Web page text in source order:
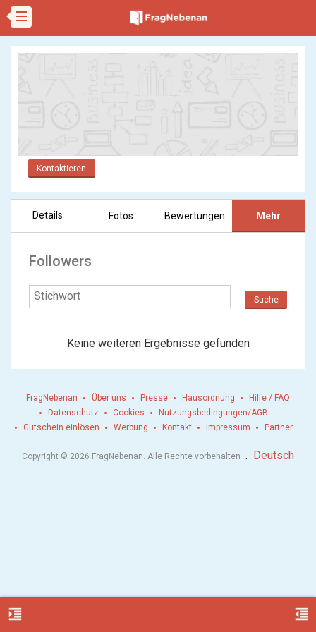
Kontaktieren
Details Fotos Bewertungen Mehr
Followers
Suche
Keine weiteren Ergebnisse gefunden
format_indent_increase format_indent_decrease
FragNebenan Über uns Presse Hausordnung
Hilfe / FAQ
Datenschutz
Cookies
Nutzungsbedingungen/AGB
Gutschein einlösen
Werbung Kontakt Impressum Partner
Copyright © 2026 FragNebenan. Alle Rechte vorbehalten . Deutsch